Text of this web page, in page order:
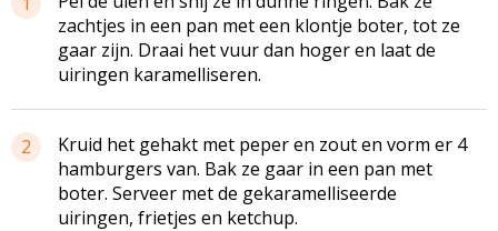
zachtjes in een pan met een klontje boter, tot ze
gaar zijn. Draai het vuur dan hoger en laat de
uiringen karamelliseren.
2
Kruid het gehakt met peper en zout en vorm er 4
hamburgers van. Bak ze gaar in een pan met
boter. Serveer met de gekaramelliseerde
uiringen, frietjes en ketchup.